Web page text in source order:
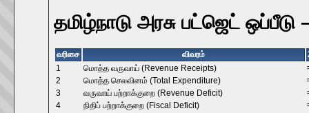
தமிழ்நாடு அரசு பட்ஜெட்
வரிசை விவரம்
1
மொத்த வருவாய் (Revenue Receipts)
2
மொத்த செலவினம் (Total Expenditure)
3
வருவாய் பற்றாக்குறை (Revenue Deficit)
4
நிதிப் பற்றாக்குறை (Fiscal Deficit)